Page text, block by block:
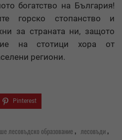
богатство на България!
горско стопанство и
за страната ни, защото
на стотици хора от
региони.
Pinterest
лесовъдско образование, лесовъди,